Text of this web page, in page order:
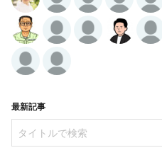
最新記事